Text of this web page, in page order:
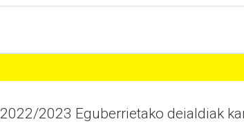
2022/2023 Eguberrietako deialdiak